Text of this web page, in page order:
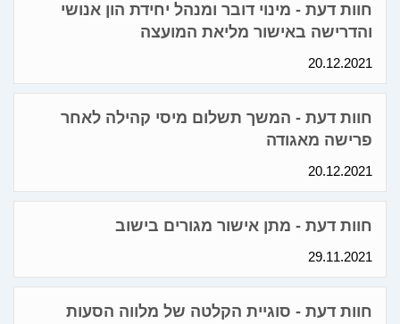
חוות דעת - מינוי דובר ומנהל יחידת הון אנושי
והדרישה באישור מליאת המועצה
20.12.2021
חוות דעת - המשך תשלום מיסי קהילה לאחר
פרישה מאגודה
20.12.2021
חוות דעת - מתן אישור מגורים בישוב
29.11.2021
חוות דעת - סוגיית הקלטה של מלווה הסעות